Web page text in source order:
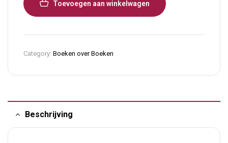
Toevoegen aan winkelwagen
Category: Boeken over Boeken
Beschrijving